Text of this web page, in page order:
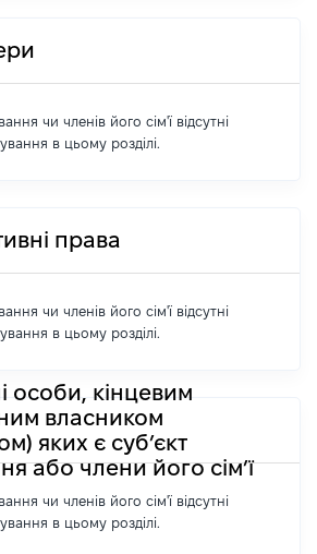
чи членів його сім'ї відсутні
в цьому розділі.
права
чи членів його сім'ї відсутні
в цьому розділі.
особи, кінцевим
власником
яких є суб’єкт
або члени його сім’ї
чи членів його сім'ї відсутні
в цьому розділі.